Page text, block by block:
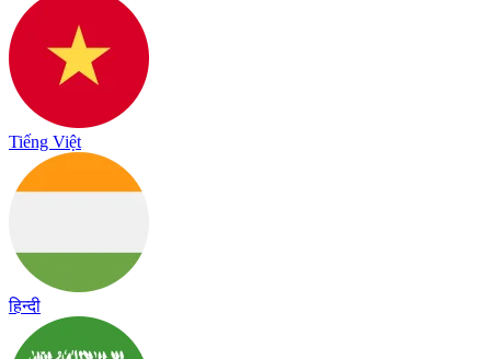
Tiếng Việt
हिन्दी